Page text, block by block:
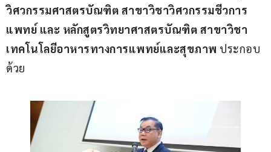
วิศวกรรมศาสตรบัณฑิต สาขาวิชาวิศวกรรมชีวการ
แพทย์ และ หลักสูตรวิทยาศาสตรบัณฑิต สาขาวิชา
เทคโนโลยีอาหารทางการแพทย์และสุขภาพ ประกอบ
ด้วย